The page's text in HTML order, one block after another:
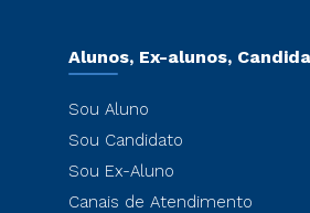
Alunos, Ex-alunos,
Sou Aluno
Sou Candidato
Sou Ex-Aluno
Canais de Atendimento